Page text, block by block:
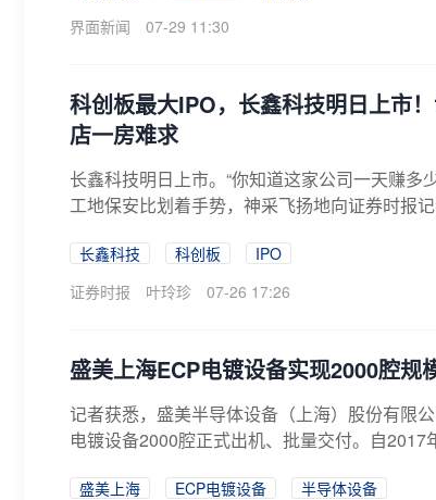
界面新闻
07-29 11:30
科创板最大IPO，长鑫科技明日上市
店一房难求
长鑫科技明日上市。“你知道这家公司一天赚多
工地保安比划着手势，神采飞扬地向证券时报
长鑫科技 科创板
IPO
证券时报
叶玲珍 07-26 17:26
盛美上海ECP电镀设备实现2000腔规
记者获悉，盛美半导体设备（上海）股份有限
电镀设备2000腔正式出机、批量交付。自
盛美上海 ECP电镀设备
半导体设备